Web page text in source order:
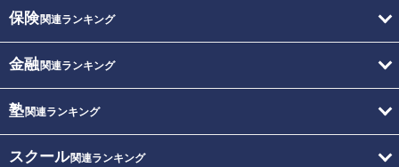
保険関連ランキング
金融関連ランキング
塾関連ランキング
スクール関連ランキング